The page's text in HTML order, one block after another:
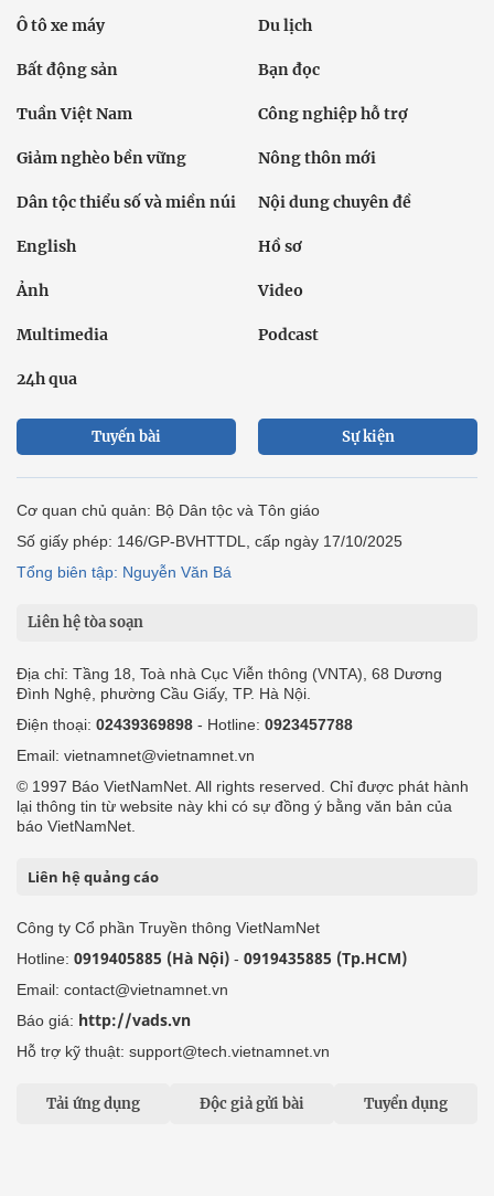
Ô tô xe máy Du lịch
Bất động sản Bạn đọc
Tuần Việt Nam Công nghiệp hỗ trợ
Giảm nghèo bền vững Nông thôn mới
Dân tộc thiểu số và miền núi Nội dung chuyên đề
English Hồ sơ
Ảnh Video
Multimedia Podcast
24h qua
Tuyến bài Sự kiện
Cơ quan chủ quản: Bộ Dân tộc và Tôn giáo
Số giấy phép: 146/GP-BVHTTDL, cấp ngày 17/10/2025
Tổng biên tập: Nguyễn Văn Bá
Liên hệ tòa soạn
Địa chỉ: Tầng 18, Toà nhà Cục Viễn thông (VNTA), 68 Dương
Đình Nghệ, phường Cầu Giấy, TP. Hà Nội.
Điện thoại: 02439369898 - Hotline: 0923457788
Email: vietnamnet@vietnamnet.vn
© 1997 Báo VietNamNet. All rights reserved. Chỉ được phát hành
lại thông tin từ website này khi có sự đồng ý bằng văn bản của
báo VietNamNet.
Liên hệ quảng cáo
Công ty Cổ phần Truyền thông VietNamNet
Hotline: 0919405885 (Hà Nội) - 0919435885 (Tp.HCM)
Email: contact@vietnamnet.vn
Báo giá: http://vads.vn
Hỗ trợ kỹ thuật: support@tech.vietnamnet.vn
Tải ứng dụng Độc giả gửi bài Tuyển dụng